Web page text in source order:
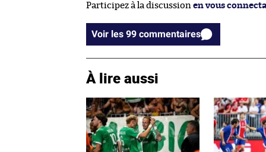
Participez à la discussion en vous
Voir les 99 commentaires
À lire aussi